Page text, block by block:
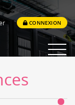
CONNEXION
Toggle